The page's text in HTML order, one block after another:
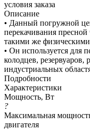
условия заказа
Описание
• Данный погружной
перекачивания
такими же
• Он используется для
колодцев, резервуаров,
индустриальных
Подробности
Характеристики
Мощность, Вт
?
Максимальная
двигателя